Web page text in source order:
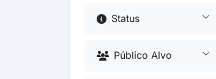
Status
Público Alvo